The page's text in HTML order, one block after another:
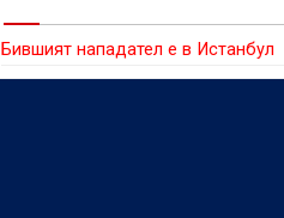
Бившият нападател е в Истанбул